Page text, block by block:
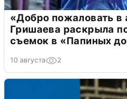
«Добро пожаловать в
Гришаева раскрыла
съемок в «Папиных
10 августа 2